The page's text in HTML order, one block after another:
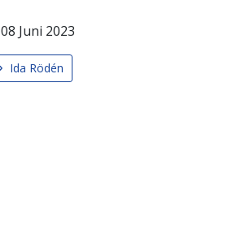
08 Juni 2023
Ida Rödén